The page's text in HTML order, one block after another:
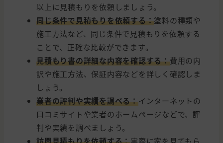
以上に見積もりを依頼しましょう。
同じ条件で見積もりを依頼する：塗料の種類や
施工方法など、同じ条件で見積もりを依頼する
ことで、正確な比較ができます。
見積もり書の詳細な内容を確認する：費用の内
訳や施工方法、保証内容などを詳しく確認しま
しょう。
業者の評判や実績を調べる：インターネットの
口コミサイトや業者のホームページなどで、評
判や実績を調べましょう。
訪問見積もりを依頼する：実際に家を見てもら